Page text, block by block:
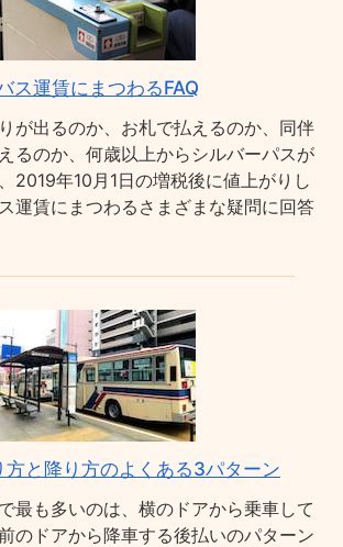
ス運賃にまつわるFAQ
が出るのか、お札で払えるのか、同伴
るのか、何歳以上からシルバーパスが
2019年10月1日の増税後に値上がりし
運賃にまつわるさまざまな疑問に回答
方と降り方のよくある3パターン
最も多いのは、横のドアから乗車して
のドアから降車する後払いのパターン